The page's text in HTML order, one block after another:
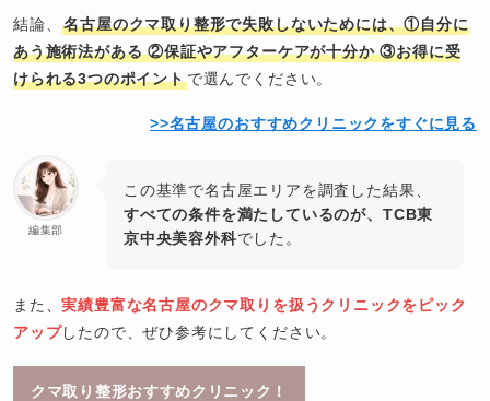
結論、名古屋のクマ取り整形で失敗しないためには、①自分に
あう施術法がある ②保証やアフターケアが十分か③お得に受
けられる3つのポイントで選んでください。
>>名古屋のおすすめクリニックをすぐに見る
編集部
この基準で名古屋エリアを調査した結果、
すべての条件を満たしているのが、TCB東
京中央美容外科でした。
また、実績豊富な名古屋のクマ取りを扱うクリニックをピック
アップしたので、ぜひ参考にしてください。
クマ取り整形おすすめクリニック！